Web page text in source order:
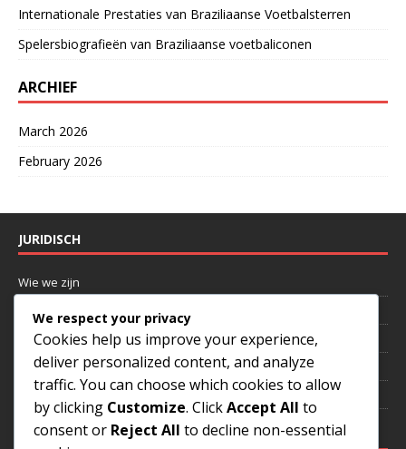
Internationale Prestaties van Braziliaanse Voetbalsterren
Spelersbiografieën van Braziliaanse voetbaliconen
ARCHIEF
March 2026
February 2026
JURIDISCH
Wie we zijn
Cookiebeleid
Gebruikersovereenkomst
Jouw privacy
CATEGORIEËN
We respect your privacy
Cookies help us improve your experience,
deliver personalized content, and analyze
traffic. You can choose which cookies to allow
by clicking Customize. ClickAccept All to
consent or Reject All to decline non-essential